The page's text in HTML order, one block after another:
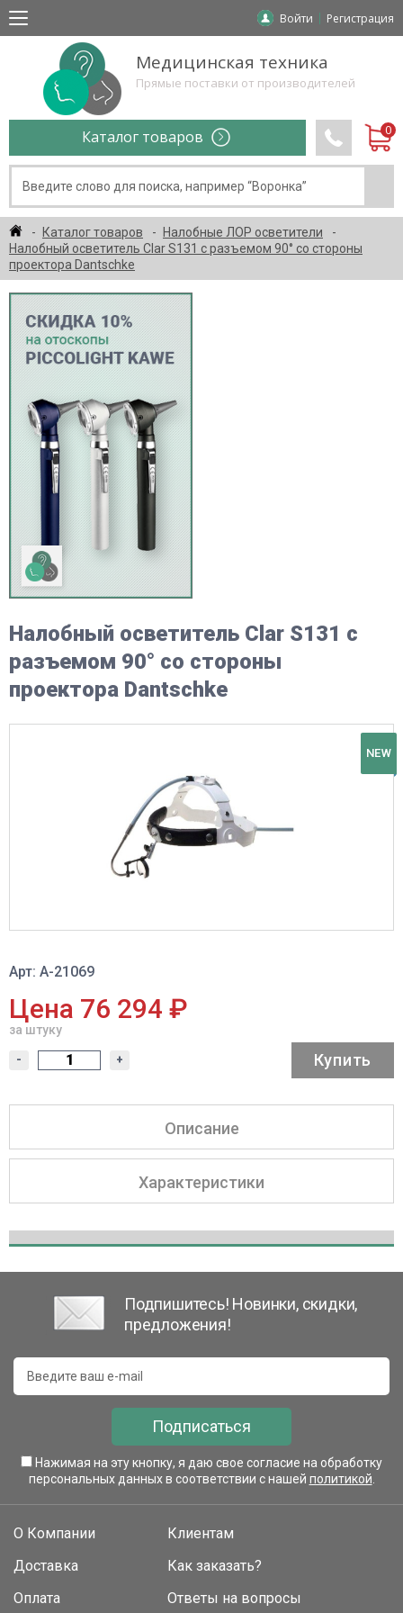
Войти Регистрация
Медицинская техника
Прямые поставки от производителей
Каталог товаров
Каталог товаров
Налобные ЛОР осветители
Налобный осветитель Clar S131 c разъемом 90° со стороны
проектора Dantschke
Налобный осветитель Clar S131 c
разъемом 90° со стороны
проектора Dantschke
NEW
Арт: A-21069
Цена 76 294 ₽
за штуку
- + Купить
Описание
Характеристики
Подпишитесь! Новинки, скидки,
предложения!
Подписаться
Нажимая на эту кнопку, я даю свое согласие на обработку
персональных данных в соответствии с нашей политикой
О Компании
Доставка
Оплата
Клиентам
Как заказать?
Ответы на вопросы